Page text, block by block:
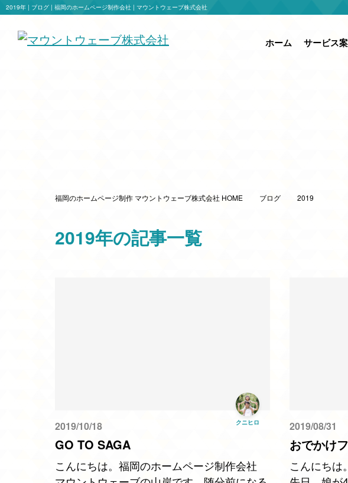
2019年 | ブログ | 福岡のホームページ制作会社 | マウントウェーブ株式会社
ホーム サービス
福岡のホームページ制作 マウントウェーブ株式会社 HOME ブログ 2019
2019年の記事一覧
クニヒロ
2019/10/18
GO TO SAGA
こんにちは。福岡のホームページ制作会社
2019/08/31
おでかけ
こんにちは